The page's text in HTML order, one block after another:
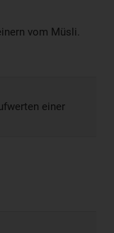
vom Müsli.
einer